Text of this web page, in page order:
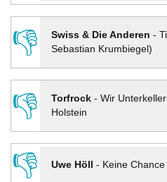
👎
Swiss & Die Anderen -
Sebastian Krumbiegel)
👎 Torfrock- Wir
Holstein
👎
Uwe Höll - Keine Chance